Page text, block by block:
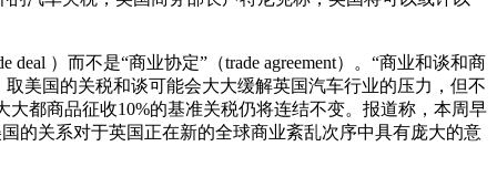
）而不是“商业协定”（trade agreement）。“商业和谈和商
美国的关税和谈可能会大大缓解英国汽车行业的压力，但不
都商品征收10%的基准关税仍将连结不变。报道称，本周早
的关系对于英国正在新的全球商业紊乱次序中具有庞大的意